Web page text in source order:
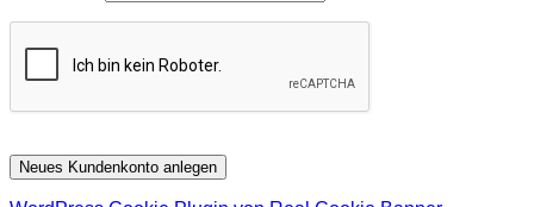
Neues Kundenkonto anlegen